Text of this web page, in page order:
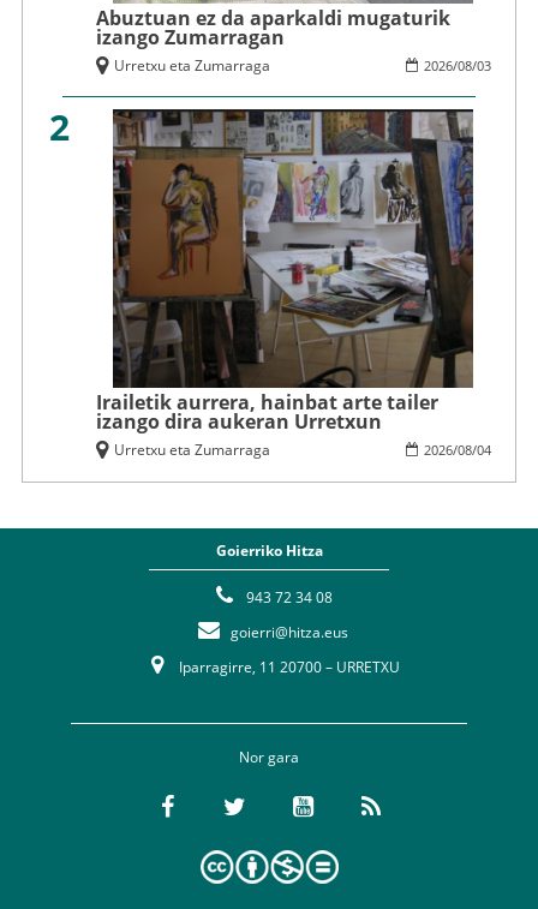
Abuztuan ez da aparkaldi mugaturik
izango Zumarragan
2026/08/03
Urretxu eta Zumarraga
2
Irailetik aurrera, hainbat arte tailer
izango dira aukeran Urretxun
2026/08/04
Urretxu eta Zumarraga
Goierriko Hitza
943 72 34 08
goierri@hitza.eus
Iparragirre, 11 20700 – URRETXU
Nor gara